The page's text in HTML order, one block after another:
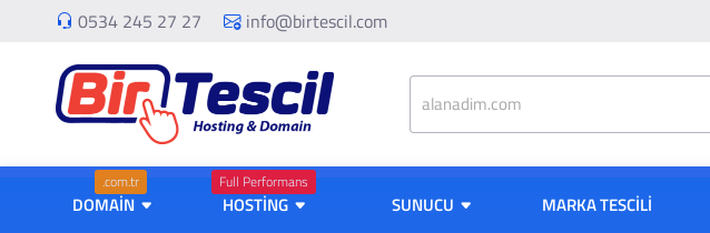
0534 245 27 27 info@birtescil.com
.com.tr
DOMAİN
Full Performans
HOSTİNG SUNUCU MARKA TESCİLİ